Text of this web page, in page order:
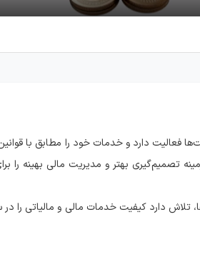
و شرکت‌ها فعالیت دارد و خدمات خود را مطابق با
تصمیم‌گیری بهتر و مدیریت مالی بهینه را
دارد کیفیت خدمات مالی و مالیاتی را در